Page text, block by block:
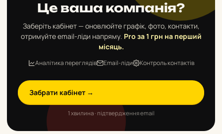
Це ваша компанія?
Заберіть кабінет — оновлюйте графік, фото, контакти,
отримуйте email-ліди напряму. Pro за 1 грн на перший
місяць.
Аналітика переглядів Email-ліди Контроль контактів
Забрати кабінет →
1 хвилина · підтвердження email